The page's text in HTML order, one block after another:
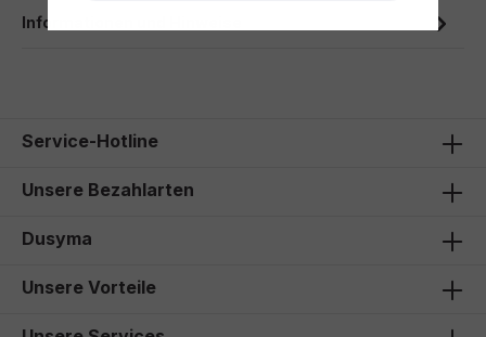
Informationen und Hinweise
Service-Hotline
Unsere Bezahlarten
Dusyma
Unsere Vorteile